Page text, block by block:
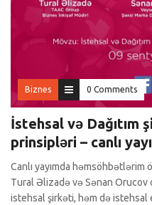
Biznes 0 Comments
İstehsal və Dağıtım
prinsipləri – canlı
Canlı yayımda
Tural Əlizadə və Sənan Orucov
istehsal şirkəti, həm də istehsal